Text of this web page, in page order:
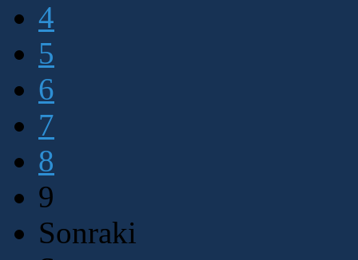
4
5
6
7
8
9
Sonraki